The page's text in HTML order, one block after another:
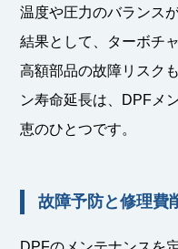
温度や圧力のバランス
結果として、ターボチ
高額部品の故障リスク
ン寿命延長は、DPFメ
恵のひとつです。
故障予防と修理費